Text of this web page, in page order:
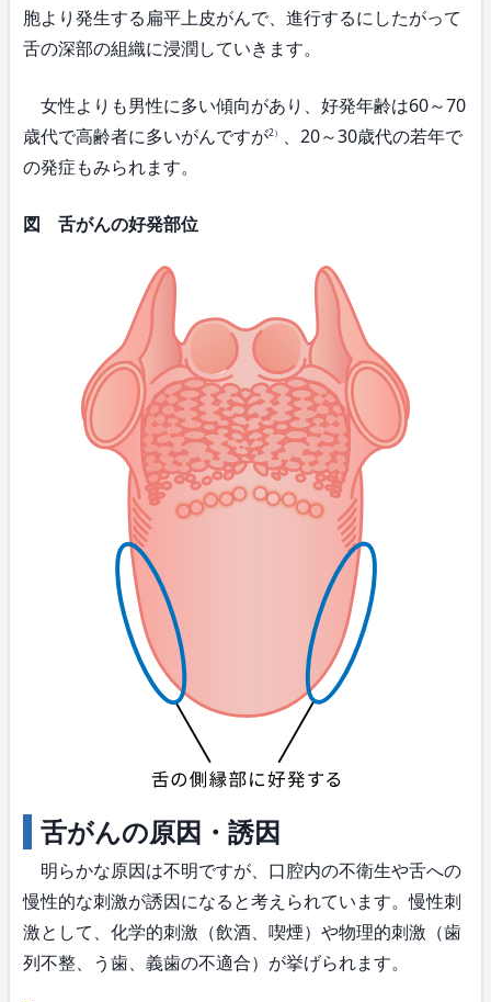
胞より発生する扁平上皮がんで、進行するにしたがって
舌の深部の組織に浸潤していきます。
女性よりも男性に多い傾向があり、好発年齢は60～70
歳代で高齢者に多いがんですが2）
、20～30歳代の若年で
の発症もみられます。
図 舌がんの好発部位
舌がんの原因・誘因
明らかな原因は不明ですが、口腔内の不衛生や舌への
慢性的な刺激が誘因になると考えられています。慢性刺
激として、化学的刺激（飲酒、喫煙）や物理的刺激（歯
列不整、う歯、義歯の不適合）が挙げられます。